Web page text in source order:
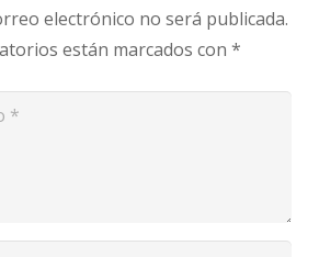
electrónico no será publicada.
están marcados con *